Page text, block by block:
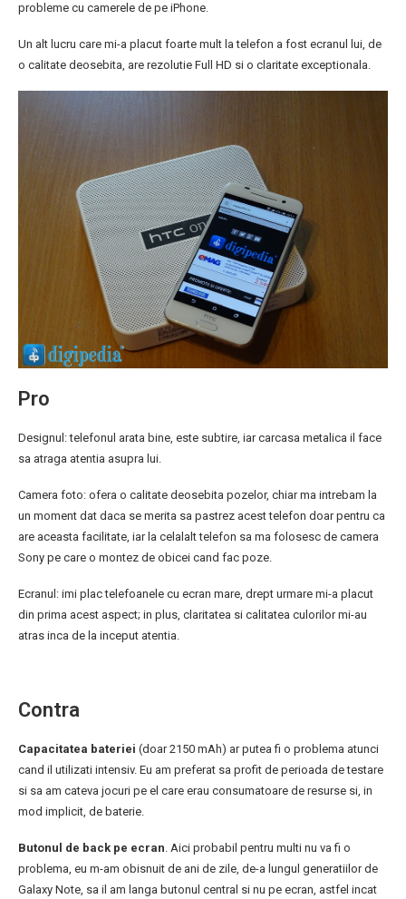
probleme cu camerele de pe iPhone.
Un alt lucru care mi-a placut foarte mult la telefon a fost ecranul lui, de
o calitate deosebita, are rezolutie Full HD si o claritate exceptionala.
Pro
Designul: telefonul arata bine, este subtire, iar carcasa metalica il face
sa atraga atentia asupra lui.
Camera foto: ofera o calitate deosebita pozelor, chiar ma intrebam la
un moment dat daca se merita sa pastrez acest telefon doar pentru ca
are aceasta facilitate, iar la celalalt telefon sa ma folosesc de camera
Sony pe care o montez de obicei cand fac poze.
Ecranul: imi plac telefoanele cu ecran mare, drept urmare mi-a placut
din prima acest aspect; in plus, claritatea si calitatea culorilor mi-au
atras inca de la inceput atentia.
Contra
Capacitatea bateriei (doar 2150 mAh) ar putea fi o problema atunci
cand il utilizati intensiv. Eu am preferat sa profit de perioada de testare
si sa am cateva jocuri pe el care erau consumatoare de resurse si, in
mod implicit, de baterie.
Butonul de back pe ecran. Aici probabil pentru multi nu va fi o
problema, eu m-am obisnuit de ani de zile, de-a lungul generatiilor de
Galaxy Note, sa il am langa butonul central si nu pe ecran, astfel incat